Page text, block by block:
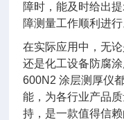
障时，能及时给出
障测量工作顺利进行
在实际应用中，无
还是化工设备防腐
600N2 涂层测厚仪
能，为各行业产品
持，是一款值得信